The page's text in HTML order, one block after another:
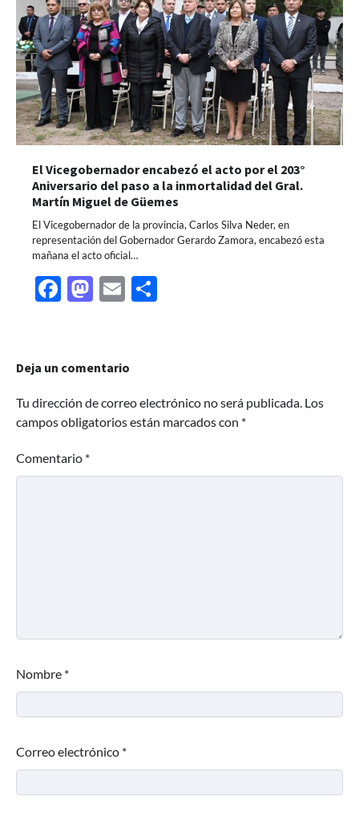
El Vicegobernador encabezó el acto por el 203°
Aniversario del paso a la inmortalidad del Gral.
Martín Miguel de Güemes
El Vicegobernador de la provincia, Carlos Silva Neder, en
representación del Gobernador Gerardo Zamora, encabezó esta
mañana el acto oficial…
Facebook
Mastodon
Email
Deja un comentario
Tu dirección de correo electrónico no será publicada. Los
campos obligatorios están marcados con *
Comentario *
Nombre *
Correo electrónico *